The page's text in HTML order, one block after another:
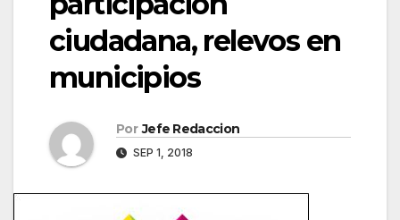
ciudadana, relevos en
municipios
Por Jefe Redaccion
SEP 1, 2018